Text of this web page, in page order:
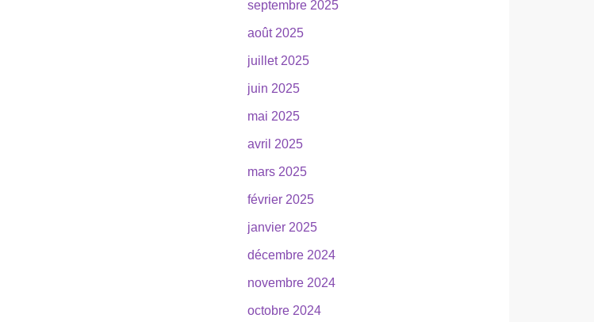
septembre 2025
août 2025
juillet 2025
juin 2025
mai 2025
avril 2025
mars 2025
février 2025
janvier 2025
décembre 2024
novembre 2024
octobre 2024